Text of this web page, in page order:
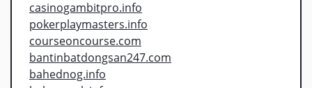
casinogambitpro.info
pokerplaymasters.info
courseoncourse.com
bantinbatdongsan247.com
bahednog.info